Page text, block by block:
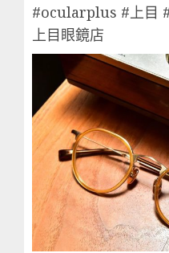
#ocularplus #上目
上目眼鏡店